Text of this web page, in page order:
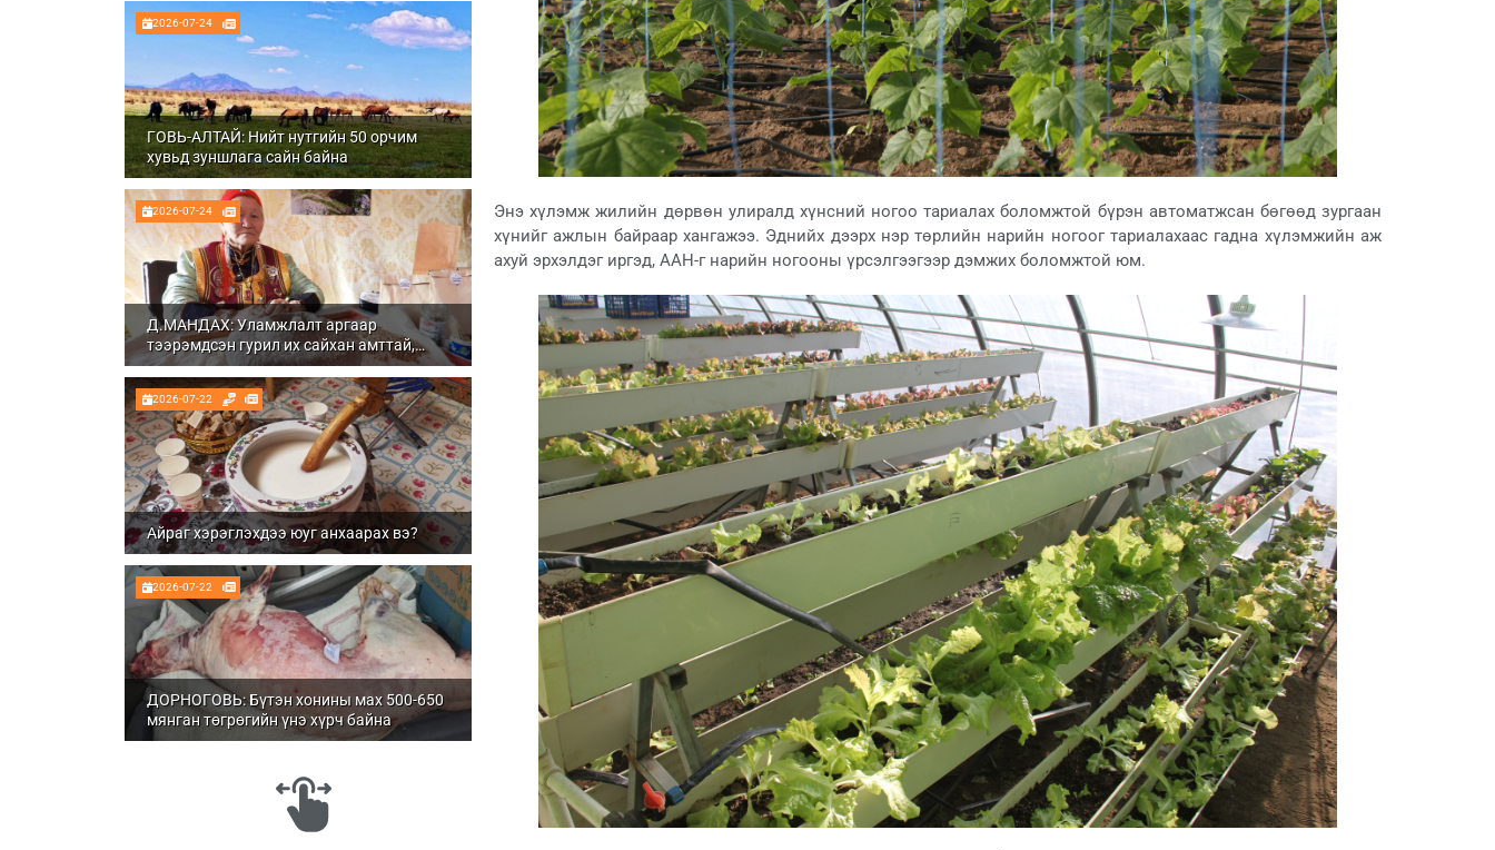
2026-07-24
ГОВЬ-АЛТАЙ: Нийт нутгийн 50 орчим
хувьд зуншлага сайн байна
2026-07-24
Д.МАНДАХ: Уламжлалт аргаар
тээрэмдсэн гурил их сайхан амттай,
шим тэжээлтэй болдог
2026-07-22
Айраг хэрэглэхдээ юуг анхаарах вэ?
2026-07-22
ДОРНОГОВЬ: Бүтэн хонины мах 500-650
мянган төгрөгийн үнэ хүрч байна
Энэ хүлэмж жилийн дөрвөн улиралд хүнсний ногоо тариалах боломжтой бүрэн автоматжсан бөгөөд зургаан
хүнийг ажлын байраар хангажээ. Эднийх дээрх нэр төрлийн нарийн ногоог тариалахаас гадна хүлэмжийн аж
ахуй эрхэлдэг иргэд, ААН-г нарийн ногооны үрсэлгээгээр дэмжих боломжтой юм.